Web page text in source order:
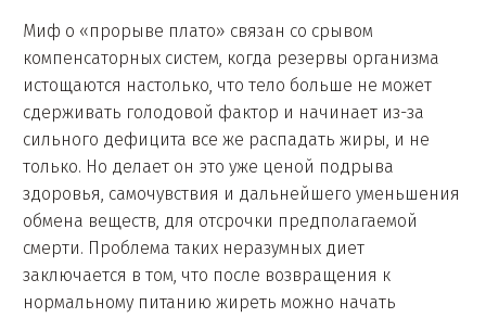
Миф о «прорыве плато» связан со срывом
компенсаторных систем, когда резервы организма
истощаются настолько, что тело больше не может
сдерживать голодовой фактор и начинает из-за
сильного дефицита все же распадать жиры, и не
только. Но делает он это уже ценой подрыва
здоровья, самочувствия и дальнейшего уменьшения
обмена веществ, для отсрочки предполагаемой
смерти. Проблема таких неразумных диет
заключается в том, что после возвращения к
нормальному питанию жиреть можно начать